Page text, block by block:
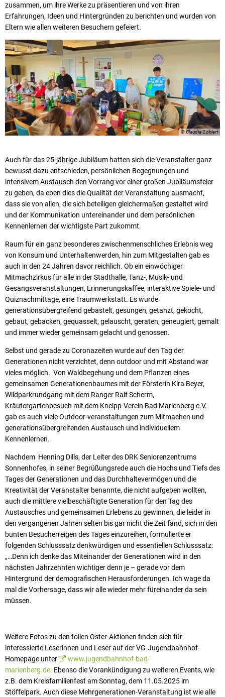
zusammen, um ihre Werke zu präsentieren und von ihren
Erfahrungen, Ideen und Hintergründen zu berichten und wurden von
Eltern wie allen weiteren Besuchern gefeiert.
© Claudia Göhlert
Auch für das 25-jährige Jubiläum hatten sich die Veranstalter ganz
bewusst dazu entschieden, persönlichen Begegnungen und
intensivem Austausch den Vorrang vor einer großen Jubiläumsfeier
zu geben, da eben dies die Qualität der Veranstaltung ausmacht,
dass sie von allen, die sich beteiligen gleichermaßen gestaltet wird
und der Kommunikation untereinander und dem persönlichen
Kennenlernen der wichtigste Part zukommt.
Raum für ein ganz besonderes zwischenmenschliches Erlebnis weg
von Konsum und Unterhaltenwerden, hin zum Mitgestalten gab es
auch in den 24 Jahren davor reichlich. Ob ein einwöchiger
Mitmachzirkus für alle in der Stadthalle, Tanz-, Musik- und
Gesangsveranstaltungen, Erinnerungskaffee, interaktive Spiele- und
Quiznachmittage, eine Traumwerkstatt. Es wurde
generationsübergreifend gebastelt, gesungen, getanzt, gekocht,
gebaut, gebacken, gequasselt, gelauscht, geraten, geneugiert, gemalt
und immer wieder gemeinsam gelacht und genossen.
Selbst und gerade zu Coronazeiten wurde auf den Tag der
Generationen nicht verzichtet, denn outdoor und mit Abstand war
vieles möglich. Von Waldbegehung und dem Pflanzen eines
gemeinsamen Generationenbaumes mit der Försterin Kira Beyer,
Wildparkrundgang mit dem Ranger Ralf Scherm,
Kräutergartenbesuch mit dem Kneipp-Verein Bad Marienberg e.V.
gab es auch viele Outdoor-veranstaltungen zum Mitmachen und
generationsübergreifenden Austausch und individuellem
Kennenlernen.
Nachdem Henning Dills, der Leiter des DRK Seniorenzentrums
Sonnenhofes, in seiner Begrüßungsrede auch die Hochs und Tiefs des
Tages der Generationen und das Durchhaltevermögen und die
Kreativität der Veranstalter benannte, die nicht aufgeben wollten,
auch die mittlere vielbeschäftigte Generation für den Tag des
Austausches und gemeinsamen Erlebens zu gewinnen, die leider in
den vergangenen Jahren selten bis gar nicht die Zeit fand, sich in den
bunten Besucherreigen des Tages einzureihen, formulierte er
folgenden Schlusssatz denkwürdigen und essentiellen Schlusssatz:
„…Denn ich denke das Miteinander der Generationen wird in den
nächsten Jahrzehnten wichtiger denn je – gerade vor dem
Hintergrund der demografischen Herausforderungen. Ich wage da
mal die Vorhersage, dass wir alle wieder mehr füreinander da sein
müssen.
Weitere Fotos zu den tollen Oster-Aktionen finden sich für
interessierte Leserinnen und Leser auf der VG-Jugendbahnhof-
Homepage unter
www.jugendbahnhof-bad-
marienberg.de. Ebenso die Vorankündigung zu weiteren Events, wie
z.B. dem Kreisfamilienfest am Sonntag, dem 11.05.2025 im
Stöffelpark. Auch diese Mehrgenerationen-Veranstaltung ist wie alle